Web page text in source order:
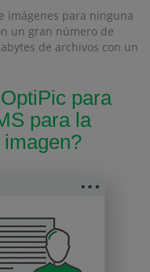
imágenes para ninguna
un gran número de
de archivos con un
para
para la